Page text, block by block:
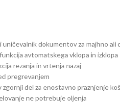
uničevalnik dokumentov za majhno ali
avtomatskega vklopa in izklopa
rezanja in vrtenja nazaj
pregrevanjem
zgornji del za enostavno praznjenje
ne potrebuje oljenja